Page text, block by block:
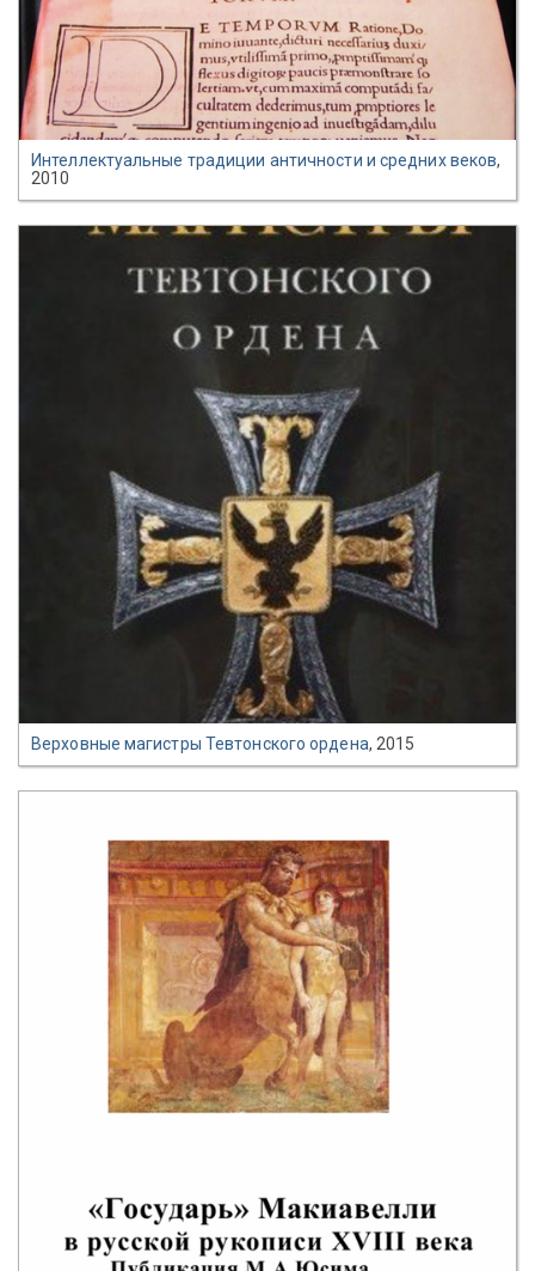
Интеллектуальные традиции античности и средних веков,
2010
Верховные магистры Тевтонского ордена, 2015